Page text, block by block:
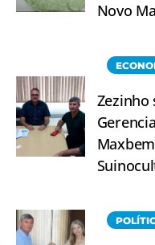
Novo
Zezinho